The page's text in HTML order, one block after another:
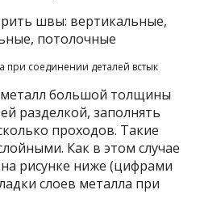
при соединении деталей встык
большой толщины
разделкой, заполнять
проходов. Такие
Как в этом случае
рисунке ниже (цифрами
слоев металла при